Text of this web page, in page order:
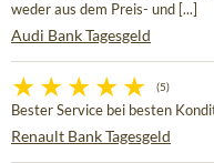
weder aus dem Preis- und [...]
Audi Bank Tagesgeld
(5)
Bester Service bei besten
Renault Bank Tagesgeld